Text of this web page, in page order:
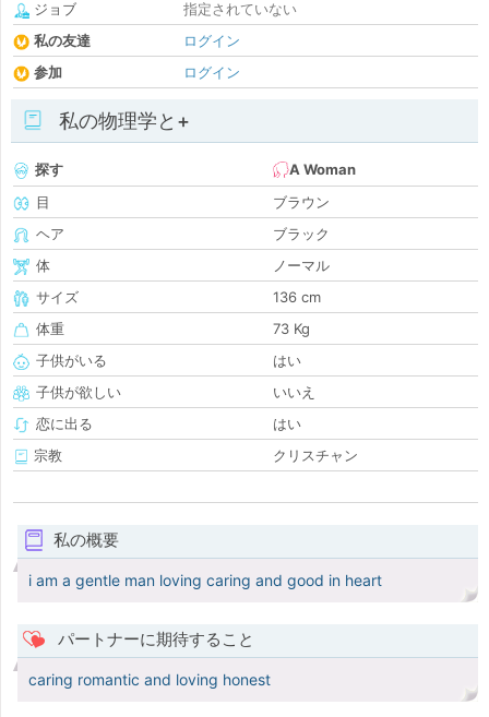
ジョブ
指定されていない
私の友達
ログイン
参加
ログイン
私の物理学と+
探す
A Woman
目
ブラウン
ヘア
ブラック
体
ノーマル
サイズ
136 cm
体重
73 Kg
子供がいる
はい
子供が欲しい
いいえ
恋に出る
はい
宗教
クリスチャン
私の概要
i am a gentle man loving caring and good in heart
パートナーに期待すること
caring romantic and loving honest